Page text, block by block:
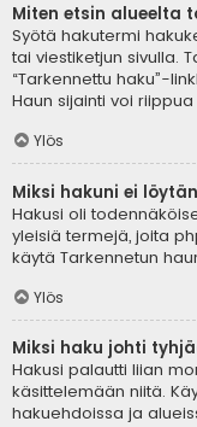
Miten etsin alueelta
Syötä hakutermi
tai viestiketjun sivulla.
“Tarkennettu haku”-
Haun sijainti voi
Ylös
Miksi hakuni ei
Hakusi oli
yleisiä termejä, joita
käytä Tarkennetun
Ylös
Miksi haku johti
Hakusi palautti liian
käsittelemään niitä.
hakuehdoissa ja